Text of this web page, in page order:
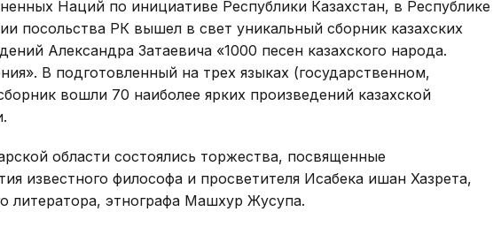
Наций по инициативе Республики Казахстан, в Республике
посольства РК вышел в свет уникальный сборник казахских
Александра Затаевича «1000 песен казахского народа.
В подготовленный на трех языках (государственном,
вошли 70 наиболее ярких произведений казахской
области состоялись торжества, посвященные
известного философа и просветителя Исабека ишан Хазрета,
литератора, этнографа Машхур Жусупа.